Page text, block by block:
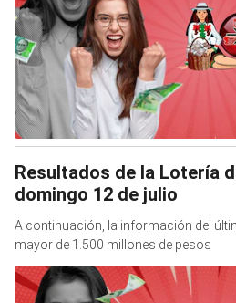
Resultados de la Lotería
domingo 12 de julio
A continuación, la información del
mayor de 1.500 millones de pesos